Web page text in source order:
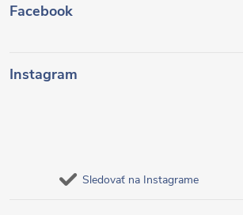
Facebook
Instagram
Sledovať na Instagrame